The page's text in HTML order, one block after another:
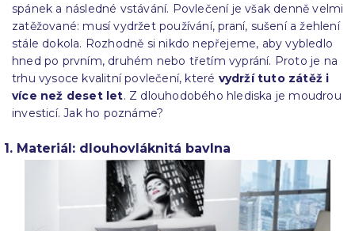
spánek a následné vstávání. Povlečení je však denně velmi
zatěžované: musí vydržet používání, praní, sušení a žehlení
stále dokola. Rozhodně si nikdo nepřejeme, aby vybledlo
hned po prvním, druhém nebo třetím vyprání. Proto je na
trhu vysoce kvalitní povlečení, které vydrží tuto zátěž i
více než deset let. Z dlouhodobého hlediska je moudrou
investicí. Jak ho poznáme?
1. Materiál: dlouhovláknitá bavlna